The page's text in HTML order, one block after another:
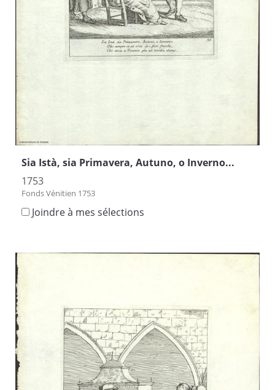
Sia Istà, sia Primavera, Autuno, o Inverno...
1753
Fonds Vénitien 1753
Joindre à mes sélections